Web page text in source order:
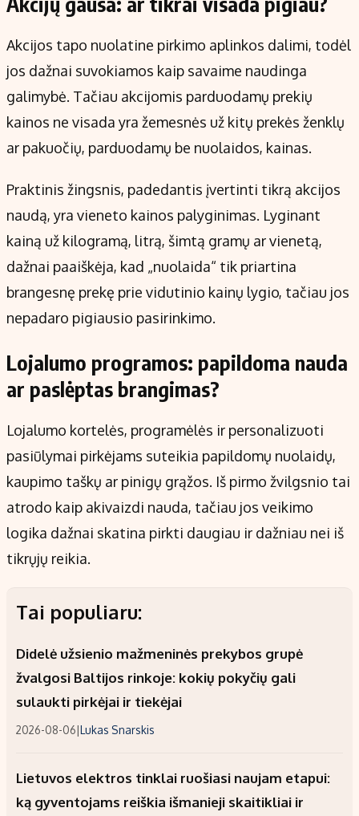
Akcijos tapo nuolatine pirkimo aplinkos dalimi, todėl
jos dažnai suvokiamos kaip savaime naudinga
galimybė. Tačiau akcijomis parduodamų prekių
kainos ne visada yra žemesnės už kitų prekės ženklų
ar pakuočių, parduodamų be nuolaidos, kainas.
Praktinis žingsnis, padedantis įvertinti tikrą akcijos
naudą, yra vieneto kainos palyginimas. Lyginant
kainą už kilogramą, litrą, šimtą gramų ar vienetą,
dažnai paaiškėja, kad „nuolaida“ tik priartina
brangesnę prekę prie vidutinio kainų lygio, tačiau jos
nepadaro pigiausio pasirinkimo.
Lojalumo programos: papildoma nauda
ar paslėptas brangimas?
Lojalumo kortelės, programėlės ir personalizuoti
pasiūlymai pirkėjams suteikia papildomų nuolaidų,
kaupimo taškų ar pinigų grąžos. Iš pirmo žvilgsnio tai
atrodo kaip akivaizdi nauda, tačiau jos veikimo
logika dažnai skatina pirkti daugiau ir dažniau nei iš
tikrųjų reikia.
Tai populiaru:
Didelė užsienio mažmeninės prekybos grupė
žvalgosi Baltijos rinkoje: kokių pokyčių gali
sulaukti pirkėjai ir tiekėjai
2026-08-06|Lukas Snarskis
Lietuvos elektros tinklai ruošiasi naujam etapui:
ką gyventojams reiškia išmanieji skaitikliai ir